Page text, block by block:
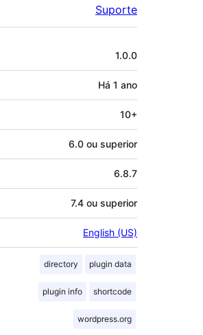
Suporte
1.0.0
Há 1 ano
10+
6.0 ou superior
6.8.7
7.4 ou superior
English (US)
directory plugin data
plugin info shortcode
wordpress.org